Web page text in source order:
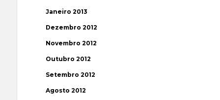
Janeiro 2013
Dezembro 2012
Novembro 2012
Outubro 2012
Setembro 2012
Agosto 2012